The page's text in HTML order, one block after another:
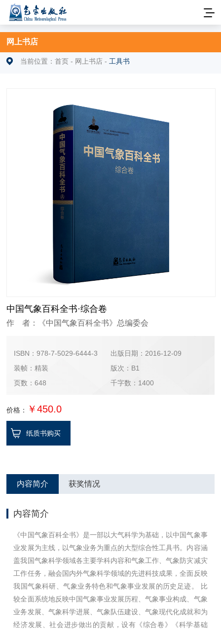
网上书店
当前位置：首页 - 网上书店 - 工具书
中国气象百科全书·综合卷
作 者：《中国气象百科全书》总编委会
ISBN：978-7-5029-6444-3
出版日期：2016-12-09
装帧：精装
版次：B1
页数：648
千字数：1400
价格： ￥450.0
纸质书购买
内容简介 获奖情况
内容简介
《中国气象百科全书》是一部以大气科学为基础，以中国气象事
业发展为主线，以气象业务为重点的大型综合性工具书。内容涵
盖我国气象科学领域各主要学科内容和气象工作、气象防灾减灾
工作任务，融会国内外气象科学领域的先进科技成果，全面反映
我国气象科研、气象业务特色和气象事业发展的历史足迹。 比
较全面系统地反映中国气象事业发展历程、气象事业构成、气象
业务发展、气象科学进展、气象队伍建设、气象现代化成就和为
经济发展、社会进步做出的贡献，设有《综合卷》《科学基础